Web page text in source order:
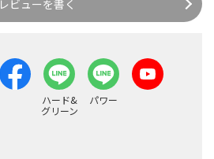
レビューを書く
ハード&
グリーン
パワー